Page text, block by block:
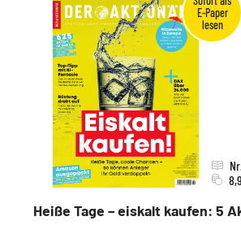
Heiße Tage – eiskalt kaufen: 5